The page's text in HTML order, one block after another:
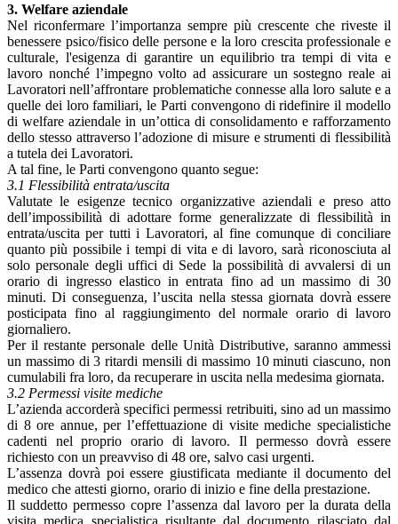
3. Welfare aziendale
Nel riconfermare l’importanza sempre più crescente che riveste il
benessere psico/fisico delle persone e la loro crescita professionale e
culturale, l'esigenza di garantire un equilibrio tra tempi di vita e
lavoro nonché l’impegno volto ad assicurare un sostegno reale ai
Lavoratori nell’affrontare problematiche connesse alla loro salute e a
quelle dei loro familiari, le Parti convengono di ridefinire il modello
di welfare aziendale in un’ottica di consolidamento e rafforzamento
dello stesso attraverso l’adozione di misure e strumenti di flessibilità
a tutela dei Lavoratori.
A tal fine, le Parti convengono quanto segue:
3.1 Flessibilità entrata/uscita
Valutate le esigenze tecnico organizzative aziendali e preso atto
dell’impossibilità di adottare forme generalizzate di flessibilità in
entrata/uscita per tutti i Lavoratori, al fine comunque di conciliare
quanto più possibile i tempi di vita e di lavoro, sarà riconosciuta al
solo personale degli uffici di Sede la possibilità di avvalersi di un
orario di ingresso elastico in entrata fino ad un massimo di 30
minuti. Di conseguenza, l’uscita nella stessa giornata dovrà essere
posticipata fino al raggiungimento del normale orario di lavoro
giornaliero.
Per il restante personale delle Unità Distributive, saranno ammessi
un massimo di 3 ritardi mensili di massimo 10 minuti ciascuno, non
cumulabili fra loro, da recuperare in uscita nella medesima giornata.
3.2 Permessi visite mediche
L’azienda accorderà specifici permessi retribuiti, sino ad un massimo
di 8 ore annue, per l’effettuazione di visite mediche specialistiche
cadenti nel proprio orario di lavoro. Il permesso dovrà essere
richiesto con un preavviso di 48 ore, salvo casi urgenti.
L’assenza dovrà poi essere giustificata mediante il documento del
medico che attesti giorno, orario di inizio e fine della prestazione.
Il suddetto permesso copre l’assenza dal lavoro per la durata della
visita medica specialistica risultante dal documento rilasciato dal